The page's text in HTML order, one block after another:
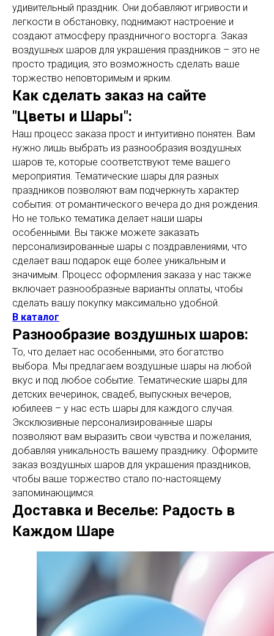
удивительный праздник. Они добавляют игривости и
легкости в обстановку, поднимают настроение и
создают атмосферу праздничного восторга. Заказ
воздушных шаров для украшения праздников – это не
просто традиция, это возможность сделать ваше
торжество неповторимым и ярким.
Как сделать заказ на сайте
"Цветы и Шары":
Наш процесс заказа прост и интуитивно понятен. Вам
нужно лишь выбрать из разнообразия воздушных
шаров те, которые соответствуют теме вашего
мероприятия. Тематические шары для разных
праздников позволяют вам подчеркнуть характер
события: от романтического вечера до дня рождения.
Но не только тематика делает наши шары
особенными. Вы также можете заказать
персонализированные шары с поздравлениями, что
сделает ваш подарок еще более уникальным и
значимым. Процесс оформления заказа у нас также
включает разнообразные варианты оплаты, чтобы
сделать вашу покупку максимально удобной.
В каталог
Разнообразие воздушных шаров:
То, что делает нас особенными, это богатство
выбора. Мы предлагаем воздушные шары на любой
вкус и под любое событие. Тематические шары для
детских вечеринок, свадеб, выпускных вечеров,
юбилеев – у нас есть шары для каждого случая.
Эксклюзивные персонализированные шары
позволяют вам выразить свои чувства и пожелания,
добавляя уникальность вашему празднику. Оформите
заказ воздушных шаров для украшения праздников,
чтобы ваше торжество стало по-настоящему
запоминающимся.
Доставка и Веселье: Радость в
Каждом Шаре